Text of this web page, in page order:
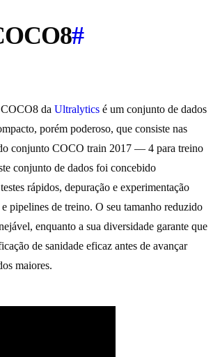
#
da Ultralytics é um conjunto de dados
porém poderoso, que consiste nas
conjunto COCO train 2017 — 4 para treino
conjunto de dados foi concebido
rápidos, depuração e experimentação
e pipelines de treino. O seu tamanho reduzido
enquanto a sua diversidade garante que
de sanidade eficaz antes de avançar
maiores.